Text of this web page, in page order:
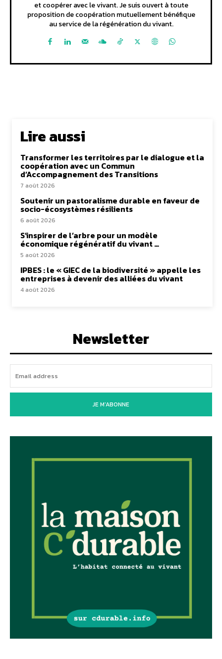
et coopérer avec le vivant. Je suis ouvert à toute
proposition de coopération mutuellement bénéfique
au service de la régénération du vivant.
Lire aussi
Transformer les territoires par le dialogue et la
coopération avec un Commun
d’Accompagnement des Transitions
7 août 2026
Soutenir un pastoralisme durable en faveur de
socio-écosystèmes résilients
6 août 2026
S’inspirer de l’arbre pour un modèle
économique régénératif du vivant …
5 août 2026
IPBES : le « GIEC de la biodiversité » appelle les
entreprises à devenir des alliées du vivant
4 août 2026
Newsletter
JE M'ABONNE